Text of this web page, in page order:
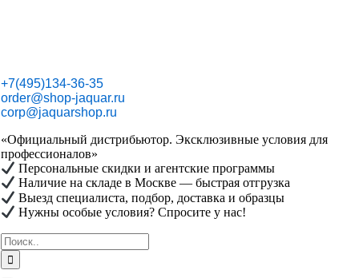
+7(495)134-36-35
order@shop-jaquar.ru
corp@jaquarshop.ru
«Официальный дистрибьютор. Эксклюзивные условия для
профессионалов»
Персональные скидки и агентские программы
Наличие на складе в Москве — быстрая отгрузка
Выезд специалиста, подбор, доставка и образцы
Нужны особые условия? Спросите у нас!
Результат
поиска: